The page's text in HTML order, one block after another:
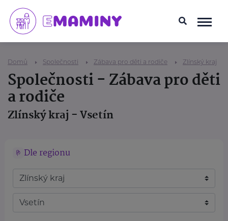
Domů Společnosti Zábava pro děti a rodiče Zlínský kraj
Společnosti - Zábava pro děti
a rodiče
Zlínský kraj - Vsetín
Dle regionu